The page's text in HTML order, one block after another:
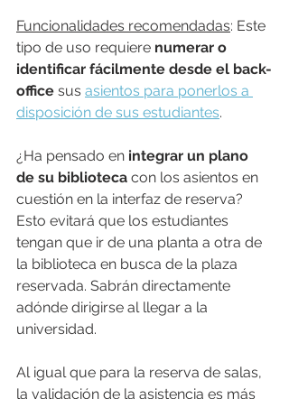
Funcionalidades recomendadas: Este
tipo de uso requiere numerar o
identificar fácilmente desde el back-
office sus asientos para ponerlos a
disposición de sus estudiantes.
¿Ha pensado en integrar un plano
de su biblioteca con los asientos en
cuestión en la interfaz de reserva?
Esto evitará que los estudiantes
tengan que ir de una planta a otra de
la biblioteca en busca de la plaza
reservada. Sabrán directamente
adónde dirigirse al llegar a la
universidad.
Al igual que para la reserva de salas,
la validación de la asistencia es más